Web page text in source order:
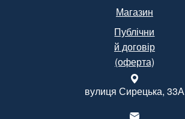
Магазин
Публічни
й договір
(оферта)
вулиця Сирецька, 33А